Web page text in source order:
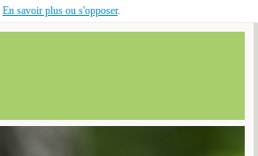
En savoir plus ou s'opposer.